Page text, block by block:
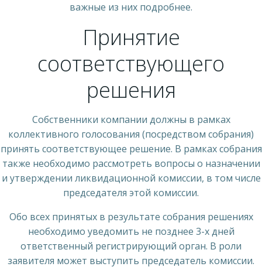
важные из них подробнее.
Принятие
соответствующего
решения
Собственники компании должны в рамках
коллективного голосования (посредством собрания)
принять соответствующее решение. В рамках собрания
также необходимо рассмотреть вопросы о назначении
и утверждении ликвидационной комиссии, в том числе
председателя этой комиссии.
Обо всех принятых в результате собрания решениях
необходимо уведомить не позднее 3-х дней
ответственный регистрирующий орган. В роли
заявителя может выступить председатель комиссии.